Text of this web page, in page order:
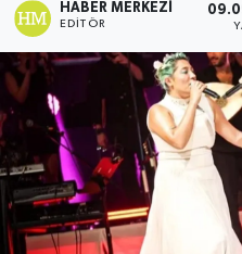
HABER MERKEZI
EDITÖR